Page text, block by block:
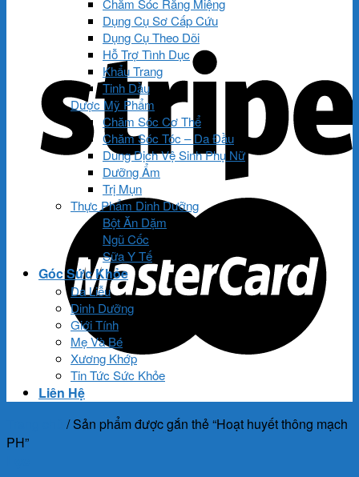
Chăm Sóc Răng Miệng
Dụng Cụ Sơ Cấp Cứu
Dụng Cụ Theo Dõi
Hỗ Trợ Tình Dục
Khẩu Trang
Tinh Dầu
Dược Mỹ Phẩm
Chăm Sóc Cơ Thể
Chăm Sóc Tóc – Da Đầu
Dung Dịch Vệ Sinh Phụ Nữ
Dưỡng Ẩm
Trị Mụn
Thực Phẩm Dinh Dưỡng
Bột Ăn Dặm
Ngũ Cốc
Sữa Y Tế
Góc Sức Khỏe
Da Liễu
Dinh Dưỡng
Giới Tính
Mẹ Và Bé
Xương Khớp
Tin Tức Sức Khỏe
Liên Hệ
/Sản phẩm được gắn thẻ “Hoạt huyết thông mạch
PH”